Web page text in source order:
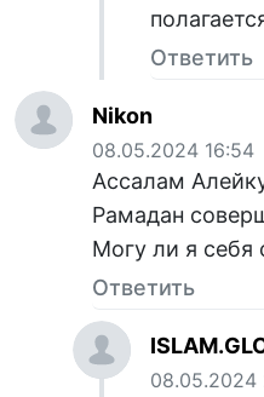
Ответить
Nikon
08.05.2024 16:54
Ассалам
Рамадан
Могу ли я себя
Ответить
08.05.2024